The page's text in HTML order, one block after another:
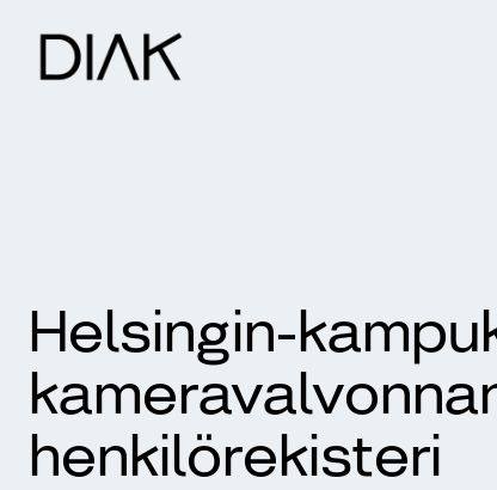
Helsingin-
henkilörekisteri